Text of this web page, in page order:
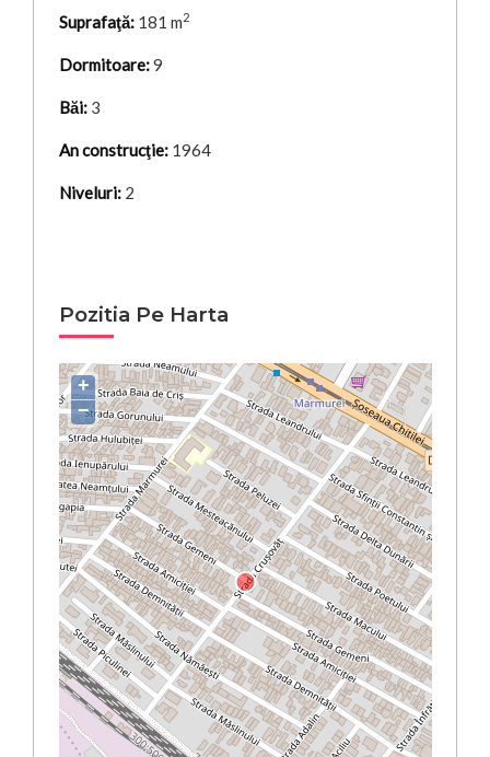
Suprafaţă: 181 m2
Dormitoare: 9
Băi: 3
An construcţie: 1964
Niveluri: 2
Pozitia Pe Harta